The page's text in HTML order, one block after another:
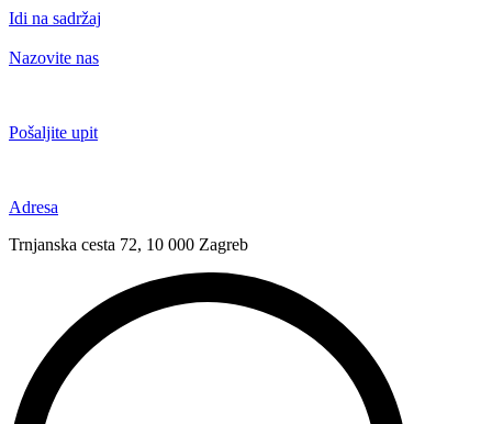
Idi na sadržaj
Nazovite nas
Pošaljite upit
Adresa
Trnjanska cesta 72, 10 000 Zagreb